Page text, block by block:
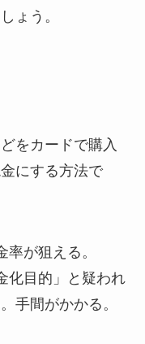
ょう。
をカードで購入
にする方法で
が狙える。
化目的」と疑われ
手間がかかる。